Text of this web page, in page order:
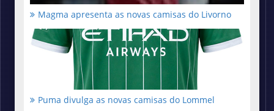
Magma apresenta as novas camisas do Livorno
Puma divulga as novas camisas do Lommel